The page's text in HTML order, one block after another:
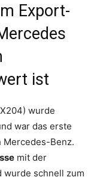
Export-
ist
wurde
war das erste
Mercedes-Benz.
mit der
wurde schnell zum